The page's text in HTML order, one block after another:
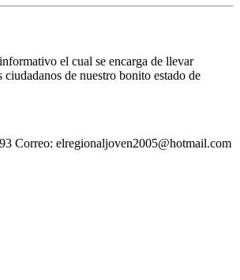
el cual se encarga de llevar
ciudadanos de nuestro bonito estado de
Correo: elregionaljoven2005@hotmail.com